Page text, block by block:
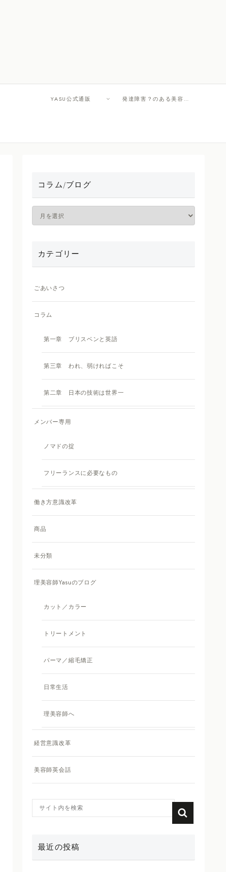
YASU公式通販 発達障害？のある美容師さんへ
コラム/ブログ
カテゴリー
ごあいさつ
コラム
第一章 ブリスベンと英語
第三章 われ、弱ければこそ
第二章 日本の技術は世界一
メンバー専用
ノマドの掟
フリーランスに必要なもの
働き方意識改革
商品
未分類
理美容師Yasuのブログ
カット／カラー
トリートメント
パーマ／縮毛矯正
日常生活
理美容師へ
経営意識改革
美容師英会話
最近の投稿